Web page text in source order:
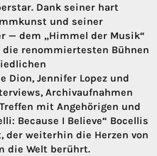
Dank seiner hart
und seiner
— dem „Himmel der Musik“
renommiertesten Bühnen
Dion, Jennifer Lopez und
Archivaufnahmen
mit Angehörigen und
Because I Believe“ Bocellis
der weiterhin die Herzen von
die Welt berührt.